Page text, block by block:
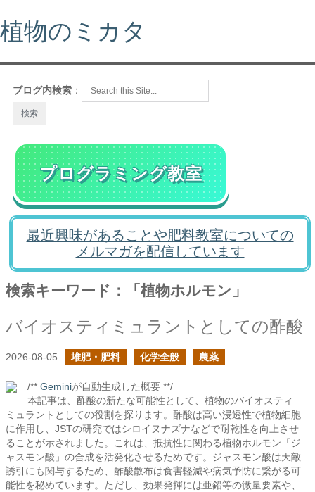
植物のミカタ
ブログ内検索 ：
プログラミング教室
最近興味があることや肥料教室についての
メルマガを配信しています
検索キーワード：「植物ホルモン」
バイオスティミュラントとしての酢酸
2026-08-05 堆肥・肥料 化学全般 農薬
/** Geminiが自動生成した概要 **/
本記事は、酢酸の新たな可能性として、植物のバイオスティ
ミュラントとしての役割を探ります。酢酸は高い浸透性で植物細胞
に作用し、JSTの研究ではシロイヌナズナなどで耐乾性を向上させ
ることが示されました。これは、抵抗性に関わる植物ホルモン「ジ
ャスモン酸」の合成を活発化させるためです。ジャスモン酸は天敵
誘引にも関与するため、酢酸散布は食害軽減や病気予防に繋がる可
能性を秘めています。ただし、効果発揮には亜鉛等の微量要素や、